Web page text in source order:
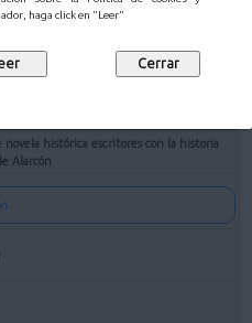
haga click en "Leer"
novela histórica escritores con la historia
Alarcón